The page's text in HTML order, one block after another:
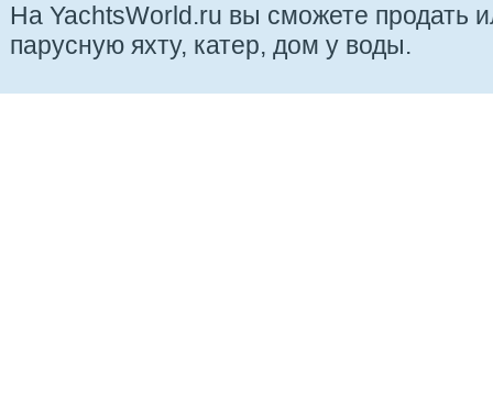
На YachtsWorld.ru вы сможете продать
парусную яхту, катер, дом у воды.